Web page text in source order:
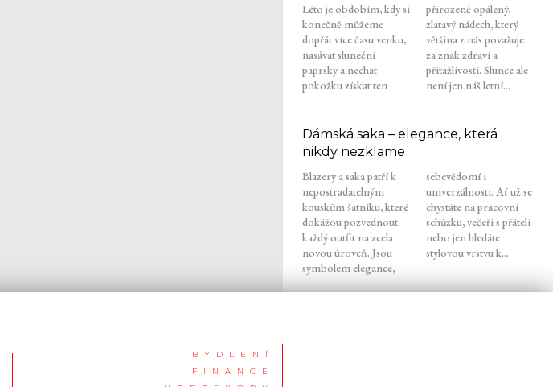
Léto je obdobím, kdy si
konečně můžeme
dopřát více času venku,
nasávat sluneční
paprsky a nechat
pokožku získat ten
přirozeně opálený,
zlatavý nádech, který
většina z nás považuje
za znak zdraví a
přitažlivosti. Slunce ale
není jen náš letní...
Dámská saka – elegance, která
nikdy nezklame
Blazery a saka patří k
nepostradatelným
kouskům šatníku, které
dokážou pozvednout
každý outfit na zcela
novou úroveň. Jsou
symbolem elegance,
sebevědomí i
univerzálnosti. Ať už se
chystáte na pracovní
schůzku, večeři s přáteli
nebo jen hledáte
stylovou vrstvu k...
BYDLENÍ
FINANCE